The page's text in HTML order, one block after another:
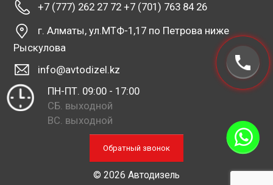
+7 (777) 262 27 72 +7 (701) 763 84 26
г. Алматы, ул.МТФ-1,17 по Петрова ниже
Рыскулова
info@avtodizel.kz
ПН-ПТ. 09:00 - 17:00
СБ. выходной
ВС. выходной
Обратный звонок
© 2026 Автодизель